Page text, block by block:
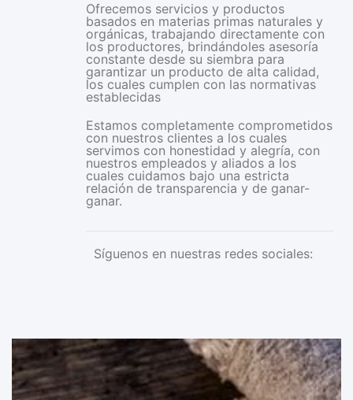
Ofrecemos servicios y productos
basados en materias primas naturales y
orgánicas, trabajando directamente con
los productores, brindándoles asesoría
constante desde su siembra para
garantizar un producto de alta calidad,
los cuales cumplen con las normativas
establecidas
Estamos completamente comprometidos
con nuestros clientes a los cuales
servimos con honestidad y alegría, con
nuestros empleados y aliados a los
cuales cuidamos bajo una estricta
relación de transparencia y de ganar-
ganar.
Síguenos en nuestras redes sociales: